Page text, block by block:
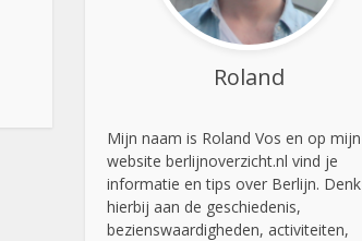
Roland
Mijn naam is Roland Vos en op mijn
website berlijnoverzicht.nl vind je
informatie en tips over Berlijn. Denk
hierbij aan de geschiedenis,
bezienswaardigheden, activiteiten,